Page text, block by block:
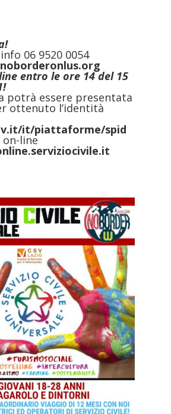
06 9520 0054
entro le ore 14 del 15
potrà essere presentata
ottenuto l’identità
it/piattaforme/spid
line
serviziocivile.it